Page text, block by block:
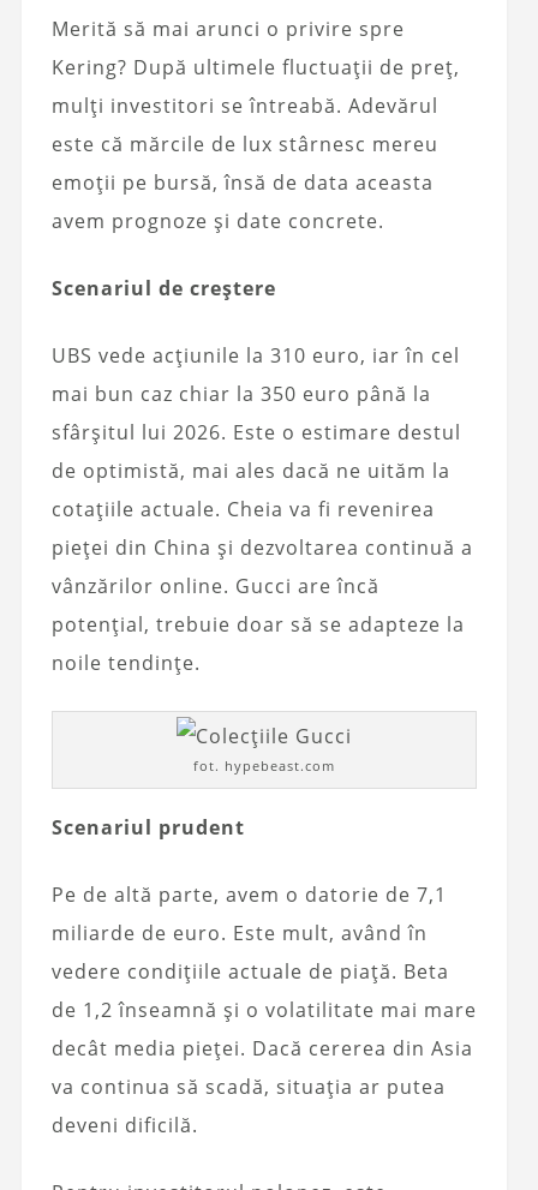
Merită să mai arunci o privire spre
Kering? După ultimele fluctuații de preț,
mulți investitori se întreabă. Adevărul
este că mărcile de lux stârnesc mereu
emoții pe bursă, însă de data aceasta
avem prognoze și date concrete.
Scenariul de creștere
UBS vede acțiunile la 310 euro, iar în cel
mai bun caz chiar la 350 euro până la
sfârșitul lui 2026. Este o estimare destul
de optimistă, mai ales dacă ne uităm la
cotațiile actuale. Cheia va fi revenirea
pieței din China și dezvoltarea continuă a
vânzărilor online. Gucci are încă
potențial, trebuie doar să se adapteze la
noile tendințe.
fot. hypebeast.com
Scenariul prudent
Pe de altă parte, avem o datorie de 7,1
miliarde de euro. Este mult, având în
vedere condițiile actuale de piață. Beta
de 1,2 înseamnă și o volatilitate mai mare
decât media pieței. Dacă cererea din Asia
va continua să scadă, situația ar putea
deveni dificilă.